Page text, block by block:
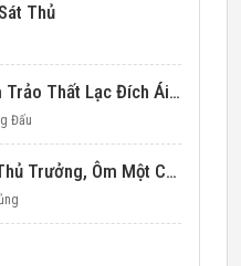
Thủ
Độ Thiệu Hoa - Tầm Trảo Thất Lạc Đích Ái Tình
Đấu
Thập Niên 80: Này Thủ Trưởng, Ôm Một Cái Đi!